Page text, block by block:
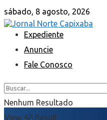
sábado, 8 agosto, 2026
Expediente
Anuncie
Fale Conosco
Nenhum Resultado
View All Result